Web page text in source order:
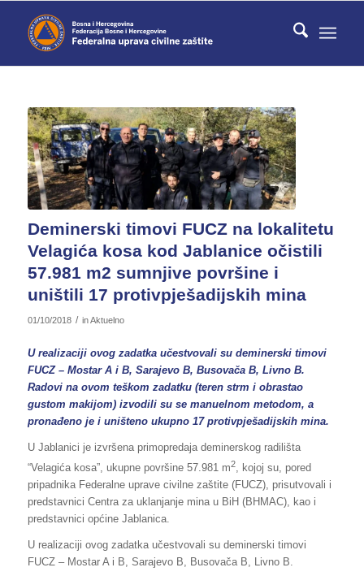
Deminerski timovi FUCZ na lokalitetu
Velagića kosa kod Jablanice očistili
57.981 m2 sumnjive površine i
uništili 17 protivpješadijskih mina
01/10/2018 / inAktuelno
U realizaciji ovog zadatka učestvovali su deminerski timovi
FUCZ – Mostar A i B, Sarajevo B, Busovača B, Livno B.
Radovi na ovom teškom zadatku (teren strm i obrastao
gustom makijom) izvodili su se manuelnom metodom, a
pronađeno je i uništeno ukupno 17 protivpješadijskih mina.
U Jablanici je izvršena primopredaja deminerskog radilišta
“Velagića kosa”, ukupne površine 57.981 m2, kojoj su, pored
pripadnika Federalne uprave civilne zaštite (FUCZ), prisutvovali i
predstavnici Centra za uklanjanje mina u BiH (BHMAC), kao i
predstavnici općine Jablanica.
U realizaciji ovog zadatka učestvovali su deminerski timovi
FUCZ – Mostar A i B, Sarajevo B, Busovača B, Livno B.